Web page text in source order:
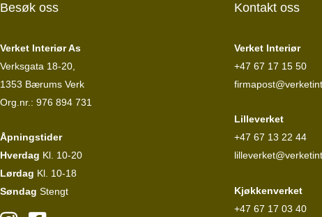
Besøk oss
Verket Interiør As
Verksgata 18-20,
1353 Bærums Verk
Org.nr.: 976 894 731
Åpningstider
Hverdag Kl. 10-20
Lørdag Kl. 10-18
Søndag Stengt
Kontakt oss
Verket Interiør
+47 67 17 15 50
Lilleverket
+47 67 13 22 44
Kjøkkenverket
+47 67 17 03 40